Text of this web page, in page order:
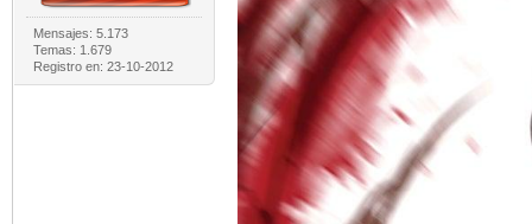
Mensajes: 5.173
Temas: 1.679
Registro en: 23-10-2012